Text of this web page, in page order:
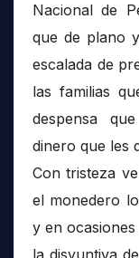
Nacional de
que de plano
escalada de
las familias
despensa
dinero que les
Con tristeza
el monedero
y en